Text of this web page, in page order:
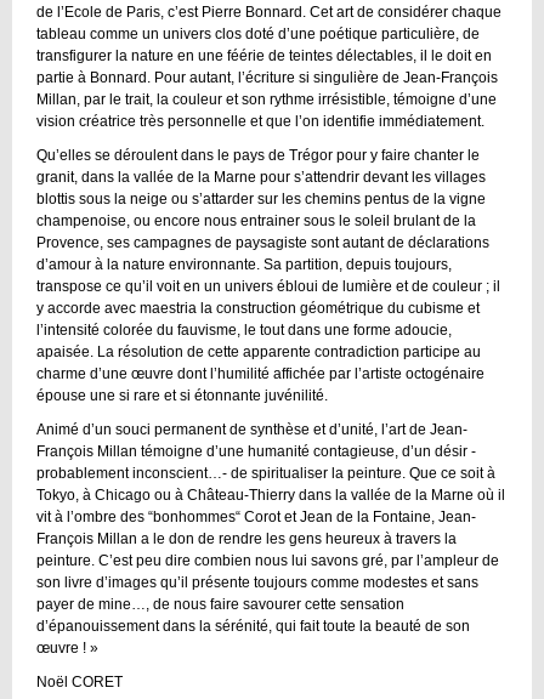
de l’Ecole de Paris, c’est Pierre Bonnard. Cet art de considérer chaque
tableau comme un univers clos doté d’une poétique particulière, de
transfigurer la nature en une féérie de teintes délectables, il le doit en
partie à Bonnard. Pour autant, l’écriture si singulière de Jean-François
Millan, par le trait, la couleur et son rythme irrésistible, témoigne d’une
vision créatrice très personnelle et que l’on identifie immédiatement.
Qu’elles se déroulent dans le pays de Trégor pour y faire chanter le
granit, dans la vallée de la Marne pour s’attendrir devant les villages
blottis sous la neige ou s’attarder sur les chemins pentus de la vigne
champenoise, ou encore nous entrainer sous le soleil brulant de la
Provence, ses campagnes de paysagiste sont autant de déclarations
d’amour à la nature environnante. Sa partition, depuis toujours,
transpose ce qu’il voit en un univers ébloui de lumière et de couleur ; il
y accorde avec maestria la construction géométrique du cubisme et
l’intensité colorée du fauvisme, le tout dans une forme adoucie,
apaisée. La résolution de cette apparente contradiction participe au
charme d’une œuvre dont l’humilité affichée par l’artiste octogénaire
épouse une si rare et si étonnante juvénilité.
Animé d’un souci permanent de synthèse et d’unité, l’art de Jean-
François Millan témoigne d’une humanité contagieuse, d’un désir -
probablement inconscient…- de spiritualiser la peinture. Que ce soit à
Tokyo, à Chicago ou à Château-Thierry dans la vallée de la Marne où il
vit à l’ombre des “bonhommes“ Corot et Jean de la Fontaine, Jean-
François Millan a le don de rendre les gens heureux à travers la
peinture. C’est peu dire combien nous lui savons gré, par l’ampleur de
son livre d’images qu’il présente toujours comme modestes et sans
payer de mine…, de nous faire savourer cette sensation
d’épanouissement dans la sérénité, qui fait toute la beauté de son
œuvre ! »
Noël CORET